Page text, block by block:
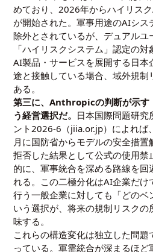
めており、2026年からハイリス
が開始された。軍事用途のAIシス
除外とされているが、デュアルユ
「ハイリスクシステム」認定の
AI製品・サービスを展開する日本
途と接触している場合、域外規
ある。
第三に、Anthropicの判断が示す
う経営選択だ。 日本国際問題研究
ント2026-6（jiia.or.jp）によれ
月に国防省からモデルの安全措
拒否した結果として公式の使用
的に、軍事統合を深める路線を回
れる。この二極分化はAI企業だけ
行う一般企業に対しても「どのベ
いう選択が、将来の規制リスク
味する。
これらの構造変化は独立した問
っている。軍需統合が深まるほど